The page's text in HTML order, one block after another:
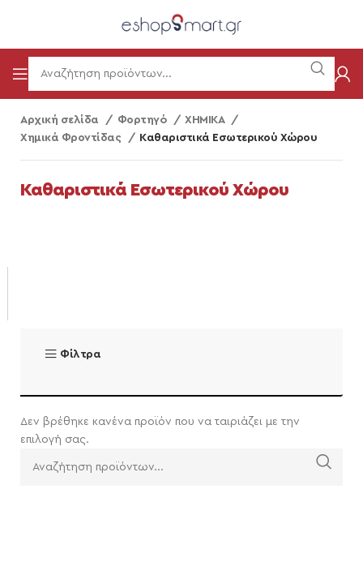
Αρχική σελίδα Φορτηγό
ΧΗΜΙΚΑ
Χημικά Φροντίδας
Καθαριστικά Εσωτερικού Χώρου
Καθαριστικά Εσωτερικού Χώρου
Φίλτρα
Δεν βρέθηκε κανένα προϊόν που να ταιριάζει με την
επιλογή σας.